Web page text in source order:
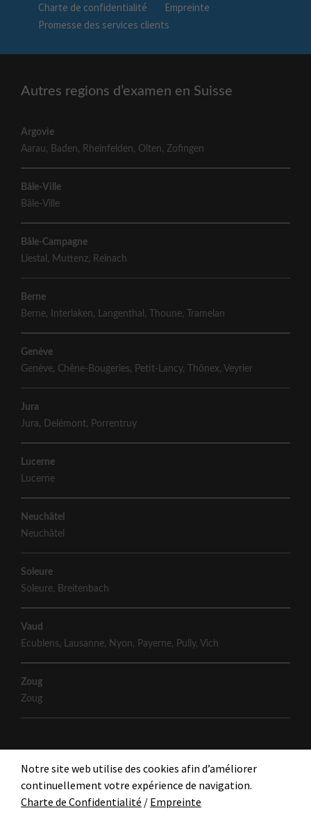
Charte de confidentialité
Empreinte
Promesse des services clients
Autres regions d’examen en Suisse
Argovie
Aarau, Baden, Rheinfelden, Olten,Zofingen
Bâle-Ville
Bâle-Ville
Bâle-Campagne
Liestal , Muttenz, Reinach
Berne
Berne, Interlaken, Langenthal , Thoune, Tramelan
Genève
Genève, Chêne-Bougeries, Petit-Lancy, Thônex, Veyrier
Jura
Jura, Delémont, Porrentruy
Lucerne
Lucerne
Neuchâtel
Neuchâtel
Soleure
Soleure, Breitenbach
Vaud
Ecublens, Lausanne, Nyon, Payerne, Pully, Vich
Zoug
Zoug
Notre site web utilise des cookies afin d’améliorer
continuellement votre expérience de navigation.
Charte de Confidentialité / Empreinte